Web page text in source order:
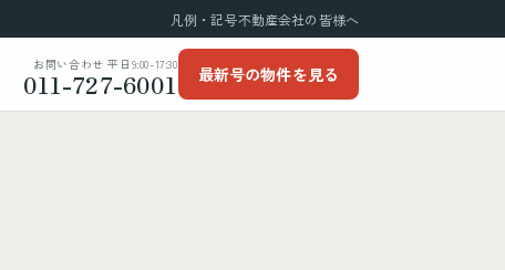
凡例・記号不動産会社の皆様へ
お問い合わせ 平日9:00-17:30
011-727-6001 最新号の物件を見る